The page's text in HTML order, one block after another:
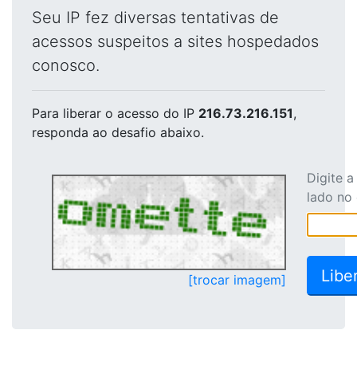
Seu IP fez diversas tentativas de
acessos suspeitos a sites hospedados
conosco.
Para liberar o acesso do IP 216.73.216.151,
responda ao desafio abaixo.
[trocar imagem]
Digite
lado no